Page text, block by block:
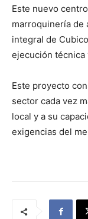
Este nuevo
marroquinería de
integral de
ejecución técnica
Este proyecto
sector cada vez
local y a su
exigencias del